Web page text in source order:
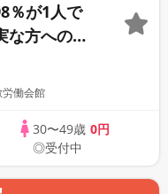
％が1人で
方への婚
働会館
30〜49歳 0円
◎受付中